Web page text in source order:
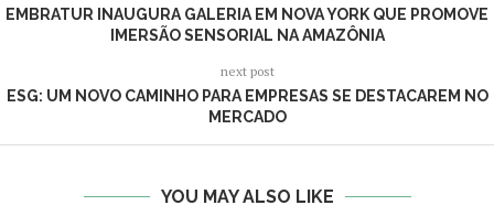
EMBRATUR INAUGURA GALERIA EM NOVA YORK QUE PROMOVE
IMERSÃO SENSORIAL NA AMAZÔNIA
next post
ESG: UM NOVO CAMINHO PARA EMPRESAS SE DESTACAREM NO
MERCADO
YOU MAY ALSO LIKE